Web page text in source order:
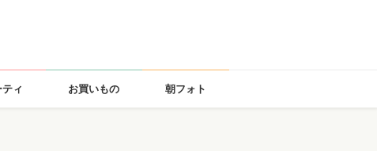
ィ お買いもの 朝フォト